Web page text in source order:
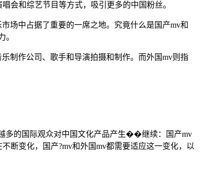
会和综艺节目等方式，吸引更多的中国粉丝。
场中占据了重要的一席之地。究竟什么是国产mv和
。
制作公司、歌手和导演拍摄和制作。而外国mv则指
多的国际观众对中国文化产品产生��继续：国产mv
断变化，国产?mv和外国mv都需要适应这一变化，以